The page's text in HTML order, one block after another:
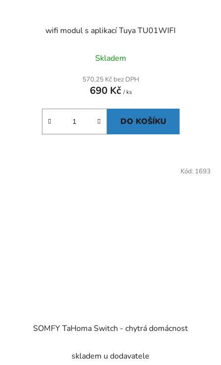
wifi modul s aplikací Tuya TU01WIFI
Skladem
570,25 Kč bez DPH
690 Kč / ks
DO KOŠÍKU
SOMFY TaHoma Switch - chytrá domácnost
skladem u dodavatele
Kód: 1693